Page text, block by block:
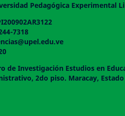
Pedagógica Experimental
7318
de Investigación Estudios en
2do piso.